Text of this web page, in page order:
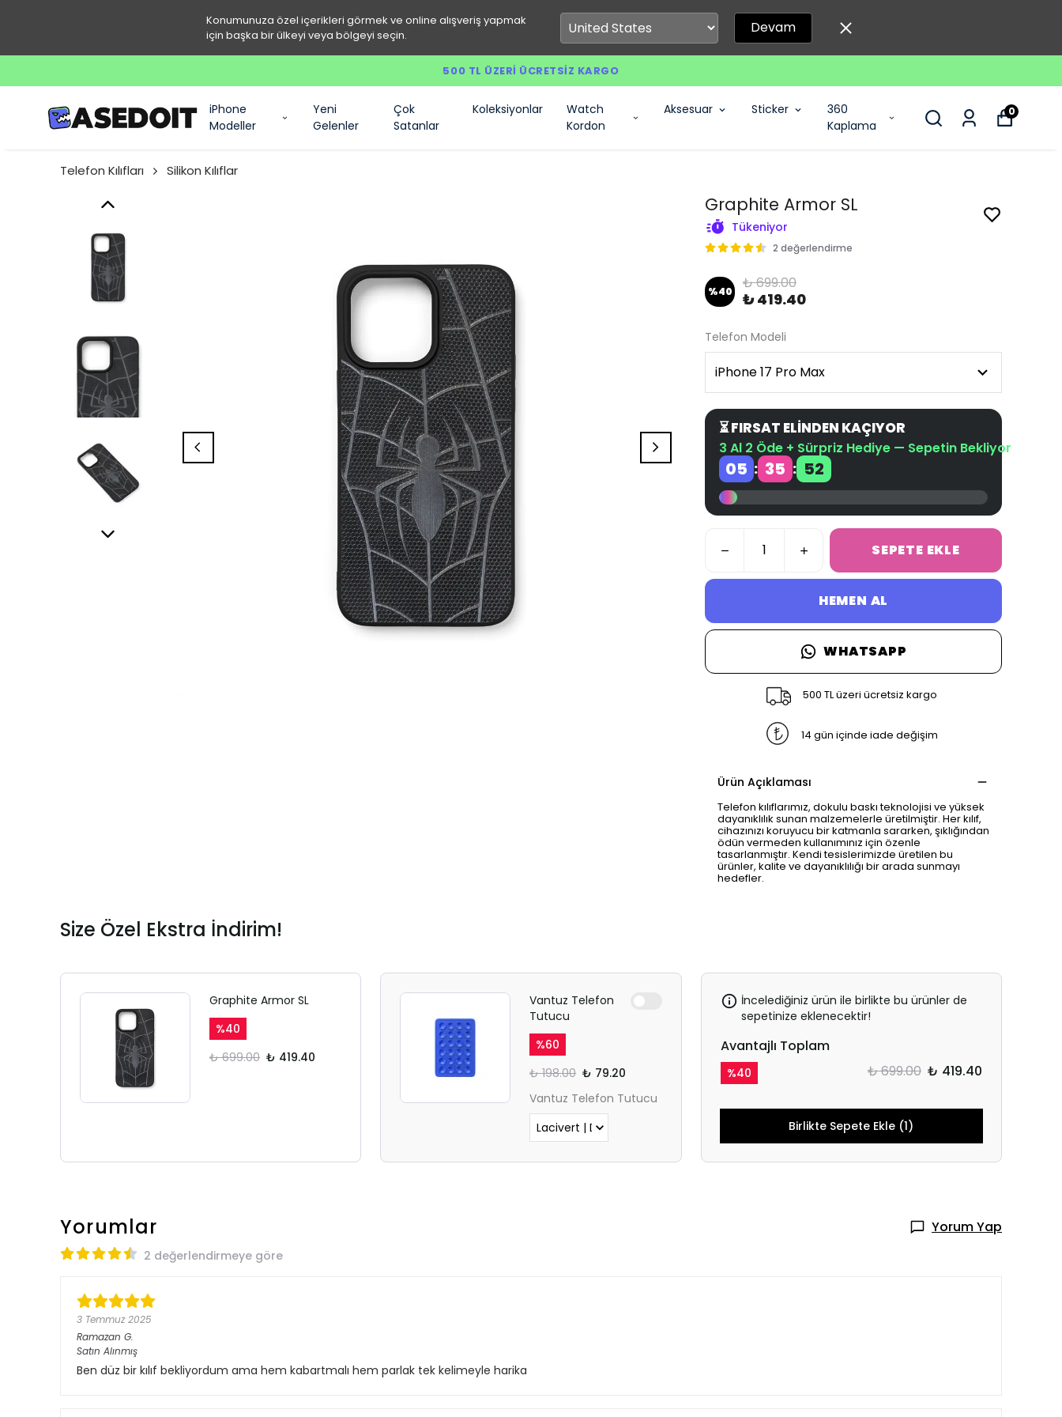
Konumunuza özel içerikleri görmek ve online alışveriş yapmak
için başka bir ülkeyi veya bölgeyi seçin.
Devam
500 TL ÜZERI ÜCRETSIZ KARGO
iPhone
Modeller
Yeni
Gelenler
Çok
Satanlar
Koleksiyonlar
Watch
Kordon
Aksesuar Sticker
360
Kaplama
0
Telefon Kılıfları Silikon Kılıflar
Graphite Armor SL
Tükeniyor
2 değerlendirme
%40 ₺ 699.00
₺ 419.40
Telefon Modeli
⏳ FIRSAT ELİNDEN KAÇIYOR
3 Al 2 Öde + Sürpriz Hediye — Sepetin Bekliyor
05 : 35 : 52
SEPETE EKLE
HEMEN AL
WHATSAPP
500 TL üzeri ücretsiz kargo
14 gün içinde iade değişim
Ürün Açıklaması
Telefon kılıflarımız, dokulu baskı teknolojisi ve yüksek
dayanıklılık sunan malzemelerle üretilmiştir. Her kılıf,
cihazınızı koruyucu bir katmanla sararken, şıklığından
ödün vermeden kullanımınız için özenle
tasarlanmıştır. Kendi tesislerimizde üretilen bu
ürünler, kalite ve dayanıklılığı bir arada sunmayı
hedefler.
Size Özel Ekstra İndirim!
Graphite Armor SL
%40
₺ 699.00 ₺ 419.40
Vantuz Telefon
Tutucu
%60
₺ 198.00 ₺ 79.20
Vantuz Telefon Tutucu
İncelediğiniz ürün ile birlikte bu ürünler de
sepetinize eklenecektir!
Avantajlı Toplam
%40 ₺ 699.00 ₺ 419.40
Birlikte Sepete Ekle (1)
Yorumlar Yorum Yap
2 değerlendirmeye göre
3 Temmuz 2025
Ramazan G.
Satın Alınmış
Ben düz bir kılıf bekliyordum ama hem kabartmalı hem parlak tek kelimeyle harika